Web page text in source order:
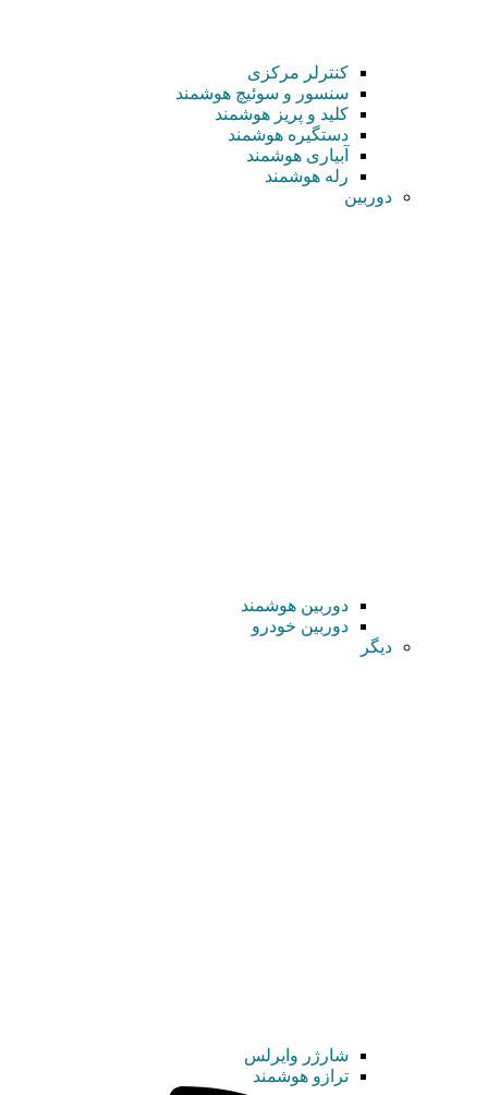
کنترلر مرکزی
سنسور و سوئیچ هوشمند
کلید و پریز هوشمند
دستگیره هوشمند
آبیاری هوشمند
رله هوشمند
دوربین
دوربین هوشمند
دوربین خودرو
دیگر
شارژر وایرلس
ترازو هوشمند